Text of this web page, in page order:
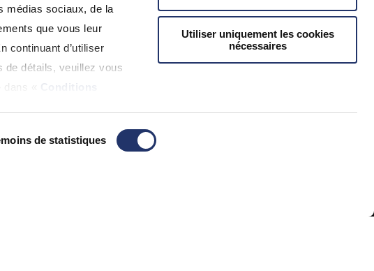
médias sociaux, de la
que vous leur
continuant d’utiliser
de détails, veuillez vous
«
Conditions
de statistiques
Utiliser uniquement les cookies
nécessaires
LOCALISATEUR DE CONSEILLERS
Assante.